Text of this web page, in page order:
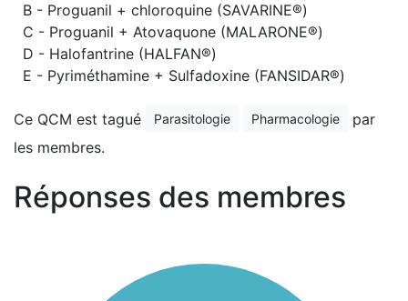
B - Proguanil + chloroquine (SAVARINE®)
C - Proguanil + Atovaquone (MALARONE®)
D - Halofantrine (HALFAN®)
E - Pyriméthamine + Sulfadoxine (FANSIDAR®)
Ce QCM est tagué Parasitologie Pharmacologie
par
les membres.
Réponses des membres